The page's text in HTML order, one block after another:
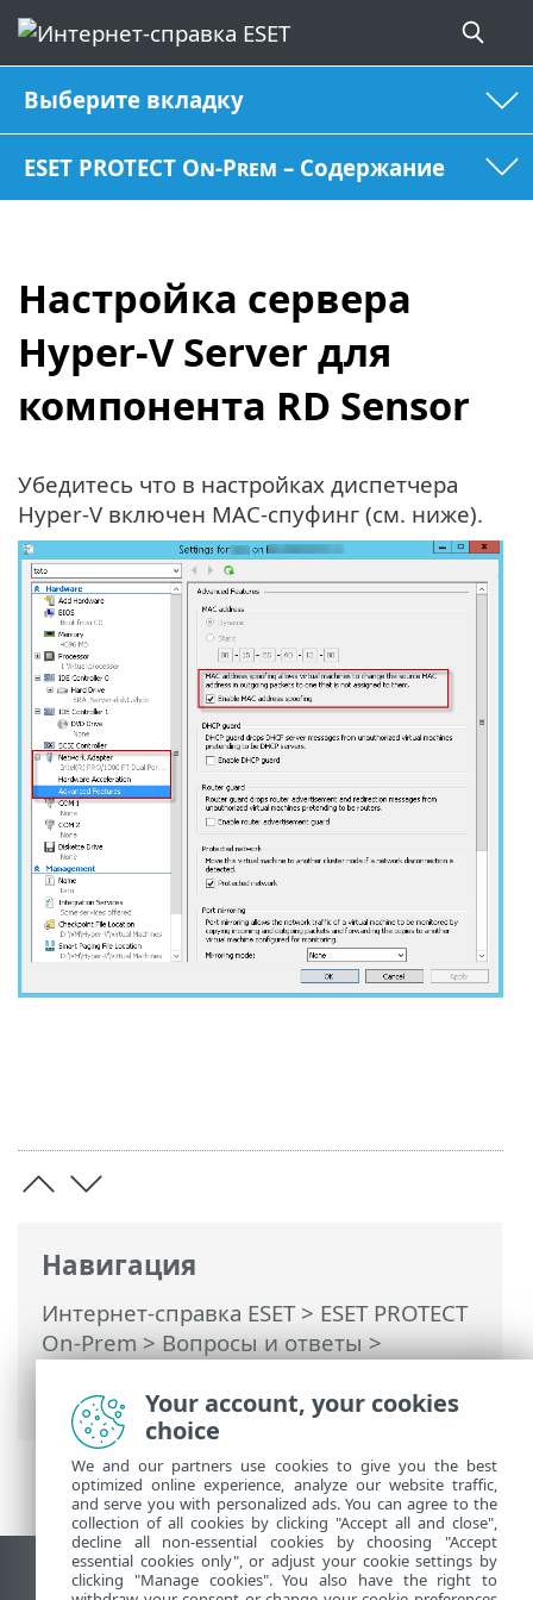
Выберите вкладку
ESET PROTECT On-Prem – Содержание
Настройка сервера
Hyper-V Server для
компонента RD Sensor
Навигация
Интернет-справка ESET> ESET PROTECT
On-Prem>Вопросы и ответы>
компонента RD Sensor
Убедитесь что в настройках диспетчера
Hyper-V включен MAC-спуфинг (см. ниже).
Использовать сайт для ПК
Your account, your cookies
choice
We and our partners use cookies to give you the best
optimized online experience, analyze our website traffic,
and serve you with personalized ads. You can agree to the
collection of all cookies by clicking "Accept all and close",
decline all non-essential cookies by choosing "Accept
essential cookies only", or adjust your cookie settings by
clicking "Manage cookies". You also have the right to